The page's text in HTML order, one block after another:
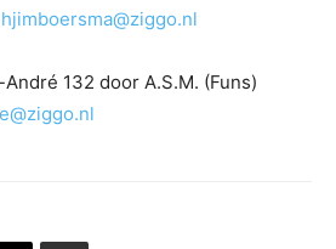
hjimboersma@ziggo.nl
132 door A.S.M. (Funs)